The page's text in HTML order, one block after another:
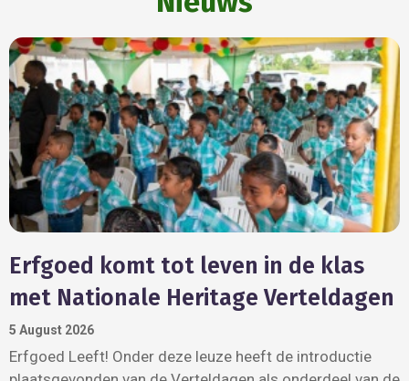
Erfgoed komt tot leven in de klas
met Nationale Heritage Verteldagen
5 August 2026
Erfgoed Leeft! Onder deze leuze heeft de introductie